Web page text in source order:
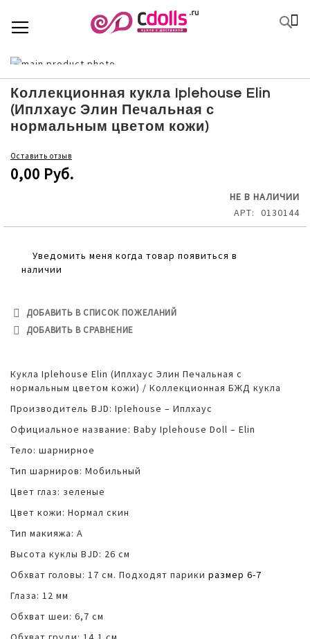
TO
CONTENT
Коллекционная кукла Iplehouse Elin
(Иплхаус Элин Печальная с
нормальным цветом кожи)
Оставить отзыв
0,00 Руб.
НЕ В НАЛИЧИИ
АРТ
0130144
Уведомить меня когда товар появиться в
наличии
ДОБАВИТЬ В СПИСОК ПОЖЕЛАНИЙ
ДОБАВИТЬ В СРАВНЕНИЕ
Кукла Iplehouse Elin (Иплхаус Элин Печальная с
нормальным цветом кожи) / Коллекционная БЖД кукла
Производитель BJD: Iplehouse – Иплхаус
Официальное название: Baby Iplehouse Doll – Elin
Тело: шарнирное
Тип шарниров: Мобильный
Цвет глаз: зеленые
Цвет кожи: Нормал скин
Тип макияжа: А
Высота куклы BJD: 26 см
Обхват головы: 17 см. Подходят парики размер 6-7
Глаза: 12 мм
Обхват шеи: 6,7 см
Skip
to
the
end
of
the
gallery
Skip
to
the
beginning
of
images
gallery